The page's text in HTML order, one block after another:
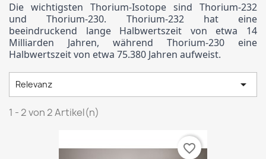
Die wichtigsten Thorium-Isotope sind Thorium-232
und Thorium-230. Thorium-232 hat eine
beeindruckend lange Halbwertszeit von etwa 14
Milliarden Jahren, während Thorium-230 eine
Halbwertszeit von etwa 75.380 Jahren aufweist.
Relevanz 
1 - 2 von 2 Artikel(n)
favorite_border